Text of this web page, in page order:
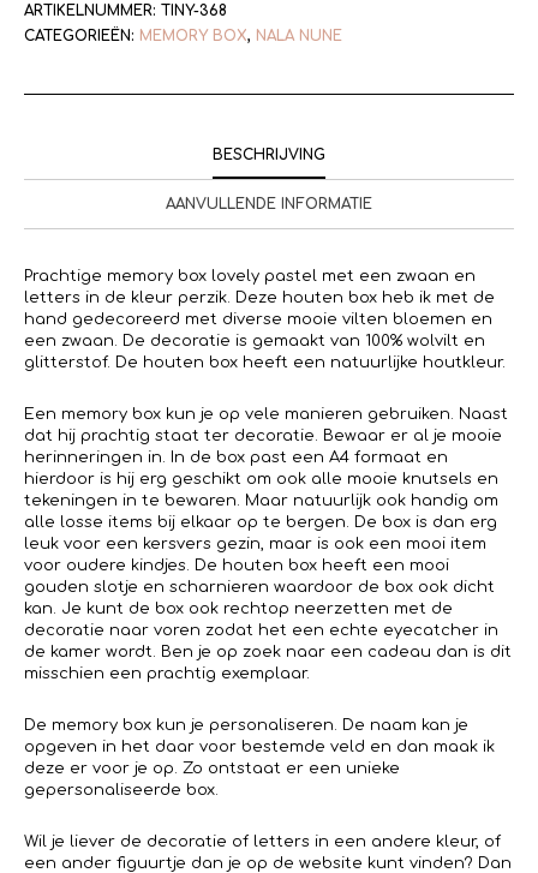
ARTIKELNUMMER: TINY-368
CATEGORIEËN: MEMORY BOX, NALA NUNE
BESCHRIJVING
AANVULLENDE INFORMATIE
Prachtige memory box lovely pastel met een zwaan en
letters in de kleur perzik. Deze houten box heb ik met de
hand gedecoreerd met diverse mooie vilten bloemen en
een zwaan. De decoratie is gemaakt van 100% wolvilt en
glitterstof. De houten box heeft een natuurlijke houtkleur.
Een memory box kun je op vele manieren gebruiken. Naast
dat hij prachtig staat ter decoratie. Bewaar er al je mooie
herinneringen in. In de box past een A4 formaat en
hierdoor is hij erg geschikt om ook alle mooie knutsels en
tekeningen in te bewaren. Maar natuurlijk ook handig om
alle losse items bij elkaar op te bergen. De box is dan erg
leuk voor een kersvers gezin, maar is ook een mooi item
voor oudere kindjes. De houten box heeft een mooi
gouden slotje en scharnieren waardoor de box ook dicht
kan. Je kunt de box ook rechtop neerzetten met de
decoratie naar voren zodat het een echte eyecatcher in
de kamer wordt. Ben je op zoek naar een cadeau dan is dit
misschien een prachtig exemplaar.
De memory box kun je personaliseren. De naam kan je
opgeven in het daar voor bestemde veld en dan maak ik
deze er voor je op. Zo ontstaat er een unieke
gepersonaliseerde box.
Wil je liever de decoratie of letters in een andere kleur, of
een ander figuurtje dan je op de website kunt vinden? Dan